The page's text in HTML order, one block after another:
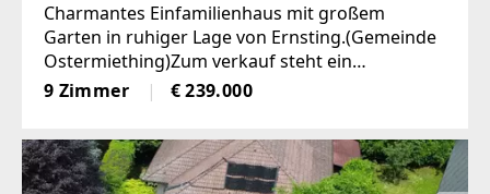
Charmantes Einfamilienhaus mit großem
Garten in ruhiger Lage von Ernsting.(Gemeinde
Ostermiething)Zum verkauf steht ein
großzügiges Einfamilienhaus in idyllischer und
ruhigen Lage in Ernsting.Die Liegenschaft
9 Zimmer € 239.000